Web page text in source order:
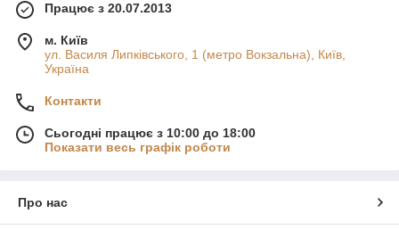
Працює з 20.07.2013
м. Київ
ул. Василя Липківського, 1 (метро Вокзальна), Київ,
Україна
Контакти
Сьогодні працює з 10:00 до 18:00
Показати весь графік роботи
Про нас